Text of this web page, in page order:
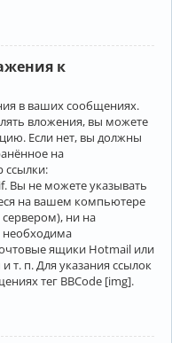
к
в ваших сообщениях.
вложения, вы можете
Если нет, вы должны
на
ссылки:
Вы не можете указывать
на вашем компьютере
ни на
необходима
ящики Hotmail или
п. Для указания ссылок
тег BBCode [img].